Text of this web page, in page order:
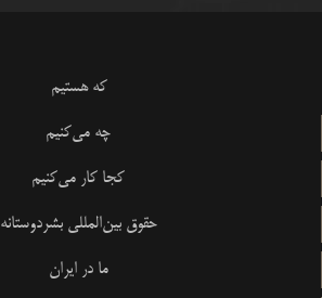
که هستیم
چه می‌کنیم
کجا کار می‌کنیم
حقوق بین‌المللی بشردوستانه
ما در ایران